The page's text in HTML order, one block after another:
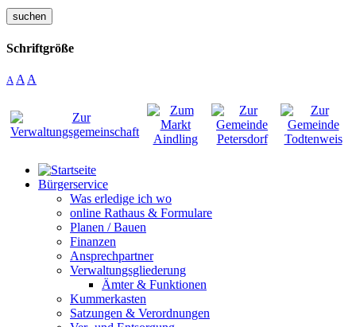
suchen
Schriftgröße
A A A
Bürgerservice
Was erledige ich wo
online Rathaus & Formulare
Planen / Bauen
Finanzen
Ansprechpartner
Verwaltungsgliederung
Ämter & Funktionen
Kummerkasten
Satzungen & Verordnungen